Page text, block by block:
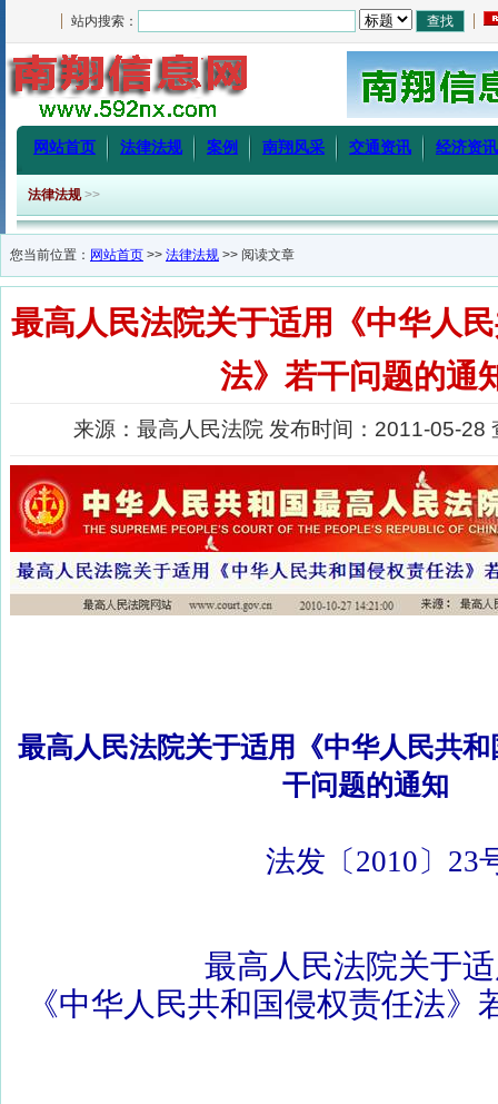
站内搜索：
网站首页 法律法规 案例 南翔风采 交通资讯 经济资讯
法律法规 >>
您当前位置： 网站首页 >> 法律法规 >> 阅读文章
最高人民法院关于适用《中华人
法》若干问题的通
来源：最高人民法院 发布时间：2011-05-28
最高人民法院关于适用《中华人民共
干问题的通知
法发〔 2010 〕 23
最高人民法院关于
《中华人民共和国侵权责任法》